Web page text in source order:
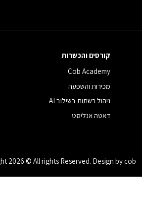
קורסים והכשרות
Cob Academy
מכירות והשפעה
ניהול רשתות בשילוב AI
דאטה אנליסט
2026 © All rights Reserved. Design by cob